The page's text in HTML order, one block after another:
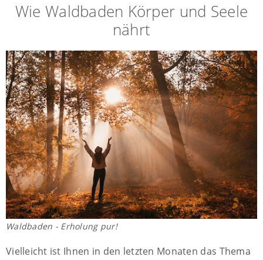
Wie Waldbaden Körper und Seele
nährt
Waldbaden - Erholung pur!
Vielleicht ist Ihnen in den letzten Monaten das Thema